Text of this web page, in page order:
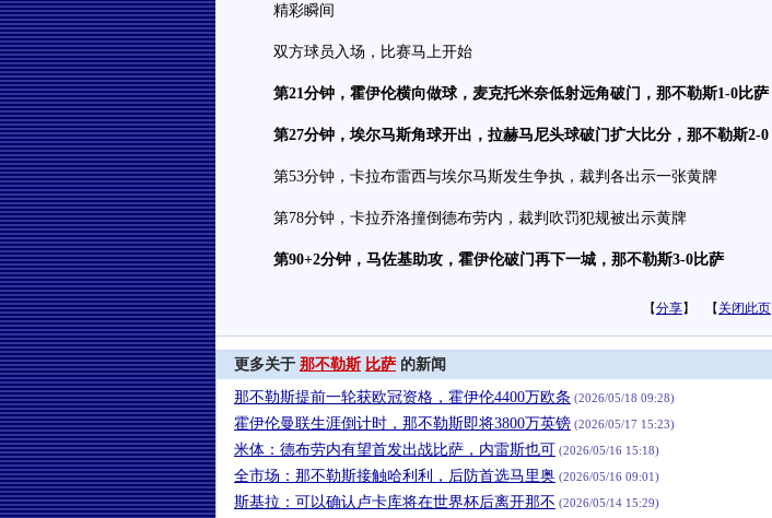
精彩瞬间
双方球员入场，比赛马上开始
第21分钟，霍伊伦横向做球，麦克托米奈低射远角破门，那不勒斯1-0比萨
第27分钟，埃尔马斯角球开出，拉赫马尼头球破门扩大比分，那不勒斯2-0
第53分钟，卡拉布雷西与埃尔马斯发生争执，裁判各出示一张黄牌
第78分钟，卡拉乔洛撞倒德布劳内，裁判吹罚犯规被出示黄牌
第90+2分钟，马佐基助攻，霍伊伦破门再下一城，那不勒斯3-0比萨
【分享】 【 关闭此页
更多关于 那不勒斯 比萨 的新闻
那不勒斯提前一轮获欧冠资格，霍伊伦4400万欧条 (2026/05/18 09:28)
霍伊伦曼联生涯倒计时，那不勒斯即将3800万英镑 (2026/05/17 15:23)
米体：德布劳内有望首发出战比萨，内雷斯也可 (2026/05/16 15:18)
全市场：那不勒斯接触哈利利，后防首选马里奥 (2026/05/16 09:01)
斯基拉：可以确认卢卡库将在世界杯后离开那不 (2026/05/14 15:29)